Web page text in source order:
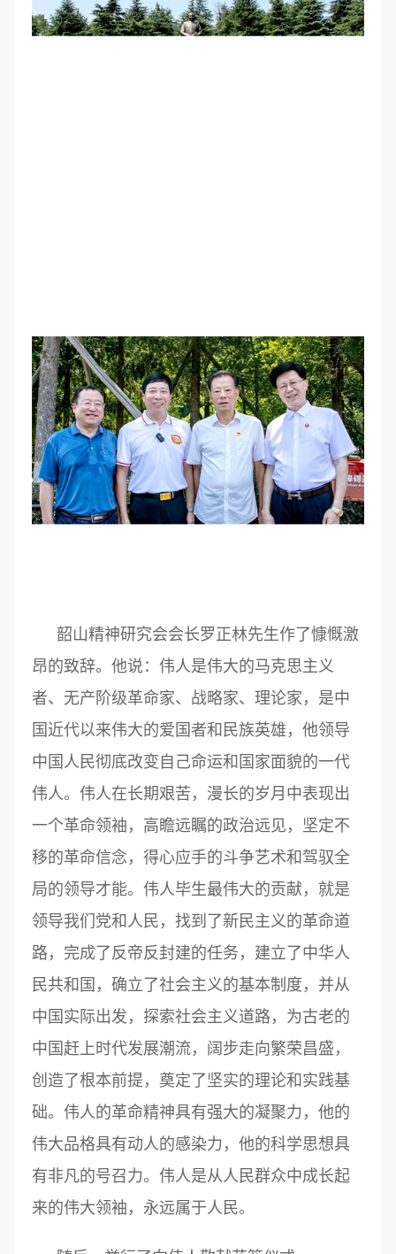
韶山精神研究会会长罗正林先生作了慷慨激
昂的致辞。他说：伟人是伟大的马克思主义
者、无产阶级革命家、战略家、理论家，是中
国近代以来伟大的爱国者和民族英雄，他领导
中国人民彻底改变自己命运和国家面貌的一代
伟人。伟人在长期艰苦，漫长的岁月中表现出
一个革命领袖，高瞻远瞩的政治远见，坚定不
移的革命信念，得心应手的斗争艺术和驾驭全
局的领导才能。伟人毕生最伟大的贡献，就是
领导我们党和人民，找到了新民主义的革命道
路，完成了反帝反封建的任务，建立了中华人
民共和国，确立了社会主义的基本制度，并从
中国实际出发，探索社会主义道路，为古老的
中国赶上时代发展潮流，阔步走向繁荣昌盛，
创造了根本前提，奠定了坚实的理论和实践基
础。伟人的革命精神具有强大的凝聚力，他的
伟大品格具有动人的感染力，他的科学思想具
有非凡的号召力。伟人是从人民群众中成长起
来的伟大领袖，永远属于人民。